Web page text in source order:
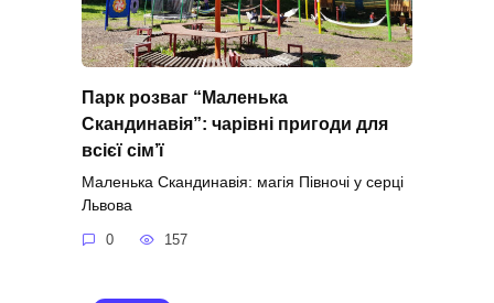
Парк розваг “Маленька
Скандинавія”: чарівні пригоди для
всієї сім’ї
Маленька Скандинавія: магія Півночі у серці
Львова
0 157